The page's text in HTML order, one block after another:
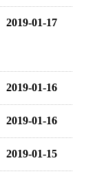
2019-01-17
2019-01-16
2019-01-16
2019-01-15